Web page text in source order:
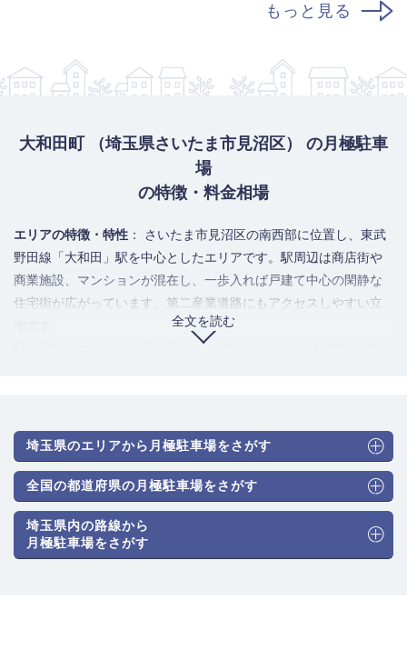
もっと見る
大和田町 （埼玉県さいたま市見沼区） の月極駐車
場
の特徴・料金相場
全文を読む
エリアの特徴・特性 ： さいたま市見沼区の南西部に位置し、東武
野田線「大和田」駅を中心としたエリアです。駅周辺は商店街や
商業施設、マンションが混在し、一歩入れば戸建て中心の閑静な
住宅街が広がっています。第二産業道路にもアクセスしやすい立
： 大和田駅を利用する通勤・通学
人気があります。
駐車場のタイプと月極料金相場： 住宅街が広いため、平面式（ア
スファルト・砂利舗装）が圧倒的に主流です。機械式駐車場の供
普通車（機械式）：11,000円～18,700円
普通車（平面式）：9,900円～17,600円
埼玉県のエリアから月極駐車場をさがす
全国の都道府県の月極駐車場をさがす
埼玉県内の路線から
月極駐車場をさがす